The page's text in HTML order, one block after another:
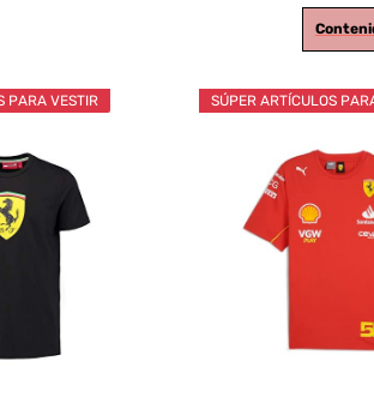
PARA VESTIR SÚPER ARTÍCULOS